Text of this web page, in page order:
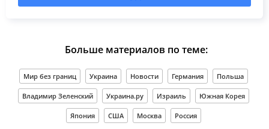
Больше материалов по теме:
Мир без границ Украина Новости Германия Польша
Владимир Зеленский Украина.ру Израиль Южная Корея
Япония США Москва Россия